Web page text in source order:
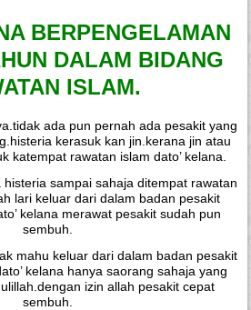
BERPENGELAMAN
DALAM BIDANG
ISLAM.
ada pun pernah ada pesakit yang
kerasuk kan jin.kerana jin atau
katempat rawatan islam dato’ kelana.
sampai sahaja ditempat rawatan
lari keluar dari dalam badan pesakit
kelana merawat pesakit sudah pun
sembuh.
mahu keluar dari dalam badan pesakit
kelana hanya saorang sahaja yang
izin allah pesakit cepat
sembuh.